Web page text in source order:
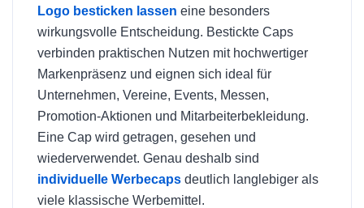
Logo besticken lassen eine besonders
wirkungsvolle Entscheidung. Bestickte Caps
verbinden praktischen Nutzen mit hochwertiger
Markenpräsenz und eignen sich ideal für
Unternehmen, Vereine, Events, Messen,
Promotion-Aktionen und Mitarbeiterbekleidung.
Eine Cap wird getragen, gesehen und
wiederverwendet. Genau deshalb sind
individuelle Werbecaps deutlich langlebiger als
viele klassische Werbemittel.